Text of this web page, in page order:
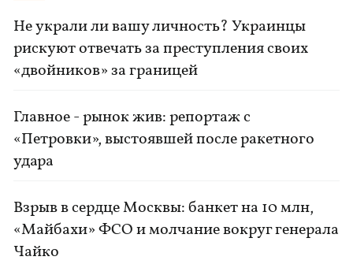
Не украли ли вашу личность? Украинцы
рискуют отвечать за преступления своих
«двойников» за границей
Главное - рынок жив: репортаж с
«Петровки», выстоявшей после ракетного
удара
Взрыв в сердце Москвы: банкет на 10 млн,
«Майбахи» ФСО и молчание вокруг генерала
Чайко